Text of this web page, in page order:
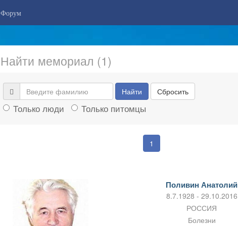
Форум
Найти мемориал (1)
Найти Сбросить
Только люди Только питомцы
1
Поливин Анатолий
8.7.1928 - 29.10.2016
РОССИЯ
Болезни